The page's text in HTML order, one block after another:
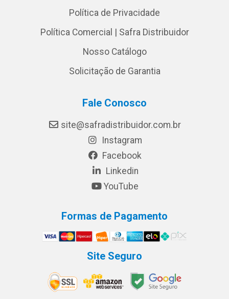
Política de Privacidade
Política Comercial | Safra Distribuidor
Nosso Catálogo
Solicitação de Garantia
Fale Conosco
site@safradistribuidor.com.br
Instagram
Facebook
Linkedin
YouTube
Formas de Pagamento
Site Seguro